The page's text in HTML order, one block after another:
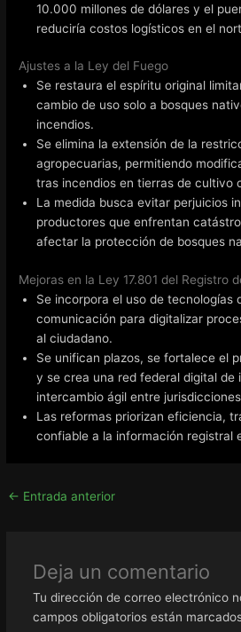
10.000 millones de dólares y el
reduciría costos logísticos en el
Ajustes a la Ley del Fuego
Se restaura el espíritu original
cambio de uso solo a bosques
incendios.
Se elimina la extensión de la
agropecuarias, permitiendo
tras incendios en tierras de cultivo
La medida busca evitar perjuicios
productores que enfrentan
afectar la protección de bosques
Mejoras en la Ley 17.801 del Registro
Se incorpora el uso de tecnologías
comunicación para digitalizar
al ciudadano.
Se unifican plazos, se fortalece el
y se crea una red federal digital de
intercambio ágil entre
Las reformas priorizan eficiencia,
confiable a la información registral
← Entrada anterior
Deja un comentario
Tu dirección de correo electrónico
campos obligatorios están